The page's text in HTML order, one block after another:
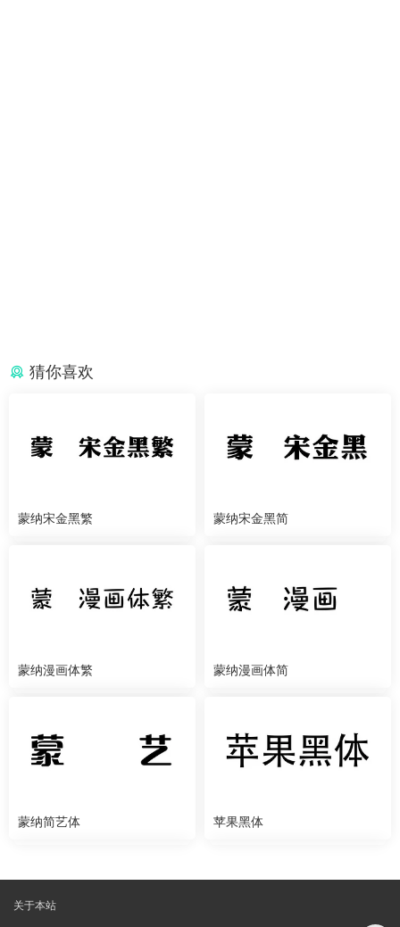
猜你喜欢
蒙纳宋金黑繁 蒙纳宋金黑简
蒙纳漫画体繁 蒙纳漫画体简
蒙纳简艺体 苹果黑体
关于本站